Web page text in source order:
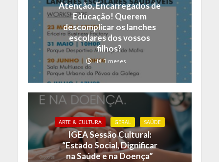
Atenção, Encarregados de
Educação! Querem
descomplicar os lanches
escolares dos vossos
filhos?
Há 3 meses
ARTE & CULTURA GERAL SAÚDE
IGEA Sessão Cultural:
“Estado Social, Dignificar
na Saúde e na Doença”